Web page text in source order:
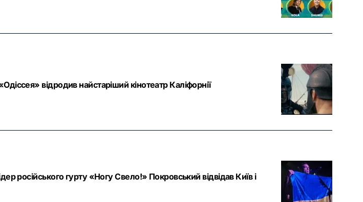
відродив найстаріший кінотеатр Каліфорнії
російського гурту «Ногу Свело!» Покровський відвідав Київ і